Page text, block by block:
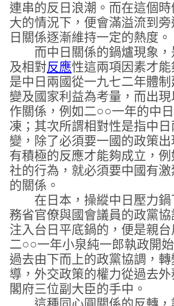
連串的反日浪潮。而在這個
大的情況下，便會滿溢流到
日關係逐漸維持一定的熱度。
而中日關係的鍋爐現象，
及相對反應性這兩項因素才
是中日兩國從一九七二年體
變及國家利益為考量，而出
作關係，例如二○○一年的中
凍；其次所謂相對性是指中
變，除了必須要一國的政策
有積極的反應才能夠成立，
社的行為，就必須要中國有
的關係。
在日本，操縱中日壓力鍋
務省官僚與國會議員的政黨
注入台日平底鍋的，便是親
二○○一年小泉純一郎執政開
過去由下而上的政黨協調，
導，外交政策的權力從過去
閣府三位副大臣的手中。